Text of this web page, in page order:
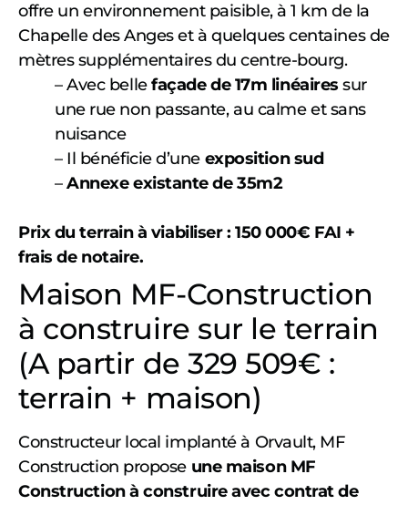
offre un environnement paisible, à 1 km de la
Chapelle des Anges et à quelques centaines de
mètres supplémentaires du centre-bourg.
– Avec bellefaçade de 17m linéaires sur
une rue non passante, au calme et sans
nuisance
– Il bénéficie d’une exposition sud
–Annexe existante de 35m2
Prix du terrain à viabiliser : 150 000€ FAI +
frais de notaire.
Maison MF-Construction
à construire sur le terrain
(A partir de 329 509€ :
terrain + maison)
Constructeur local implanté à Orvault, MF
Construction propose une maison MF
Construction à construire avec contrat de